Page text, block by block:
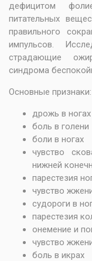
дефицитом
питательных
правильного
импульсов.
страдающие
синдрома
Основные признаки:
дрожь в ногах
боль в голени
боли в ногах
чувство
нижней
парестезия
чувство
судороги в
парестезия
онемение и
чувство
боль в икрах